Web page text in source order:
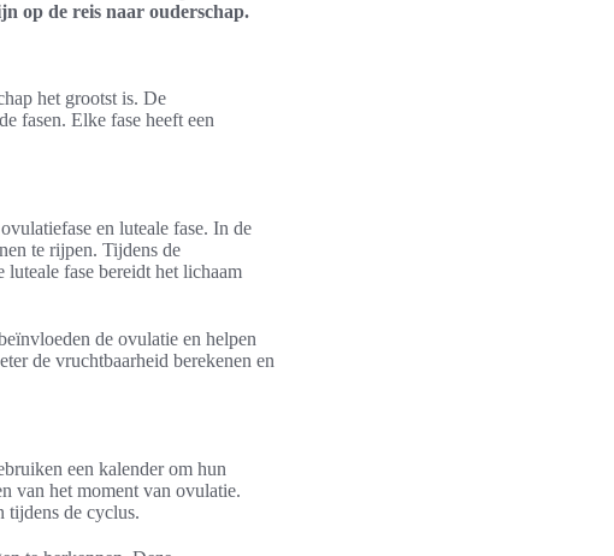
op de reis naar ouderschap.
het grootst is. De
fasen. Elke fase heeft een
en luteale fase. In de
te rijpen. Tijdens de
fase bereidt het lichaam
de ovulatie en helpen
de vruchtbaarheid berekenen en
een kalender om hun
van het moment van ovulatie.
tijdens de cyclus.